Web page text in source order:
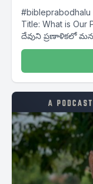
#bibleprabodhalu | Please listen, subscribe, and
Title: What is Our
దేవుని ప్రణాళికలో మన